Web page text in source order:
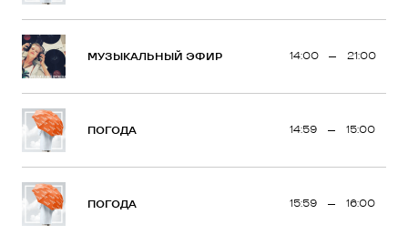
МУЗЫКАЛЬНЫЙ ЭФИР 14:00 21:00
ПОГОДА 14:59 15:00
ПОГОДА 15:59 16:00